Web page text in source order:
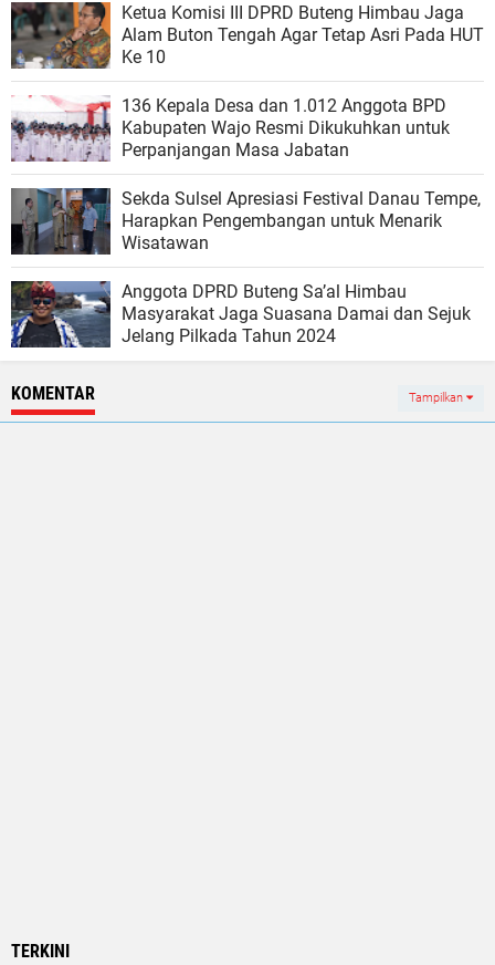
Ketua Komisi III DPRD Buteng Himbau Jaga
Alam Buton Tengah Agar Tetap Asri Pada HUT
Ke 10
136 Kepala Desa dan 1.012 Anggota BPD
Kabupaten Wajo Resmi Dikukuhkan untuk
Perpanjangan Masa Jabatan
Sekda Sulsel Apresiasi Festival Danau Tempe,
Harapkan Pengembangan untuk Menarik
Wisatawan
Anggota DPRD Buteng Sa’al Himbau
Masyarakat Jaga Suasana Damai dan Sejuk
Jelang Pilkada Tahun 2024
KOMENTAR Tampilkan
TERKINI